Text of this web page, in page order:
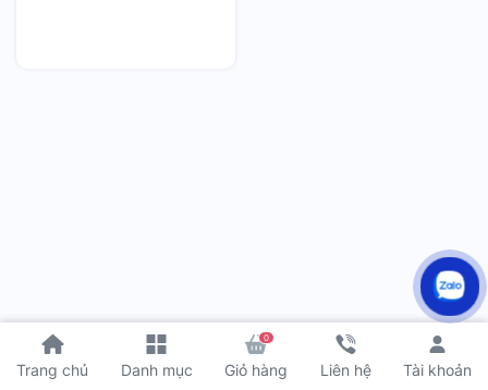
Trang chủ Danh mục
0
Giỏ hàng Liên hệ Tài khoản